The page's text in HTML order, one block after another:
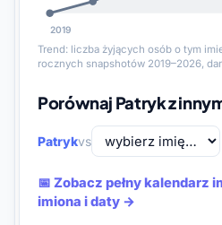
2019
Trend: liczba żyjących osób o tym
rocznych snapshotów 2019–2026,
Porównaj Patryk z
Patrykvs
📅 Zobacz pełny kalendarz
imiona i daty →